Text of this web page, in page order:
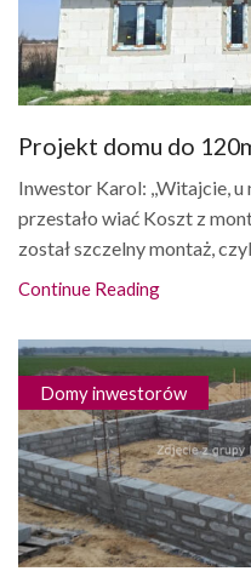
Projekt domu do
Inwestor Karol: ,,Witajcie, u
przestało wiać Koszt z
został szczelny montaż,
Continue Reading
Domy inwestorów